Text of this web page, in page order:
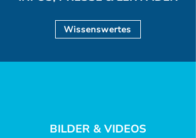
Wissenswertes
BILDER & VIDEOS